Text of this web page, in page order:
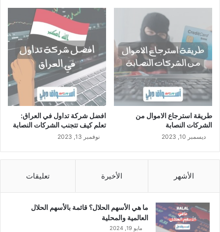
طريقة استرجاع الاموال من
الشركات النصابة
ديسمبر 10, 2023
افضل شركة تداول في العراق:
تعلم كيف تتجنب الشركات النصابة
نوفمبر 13, 2023
الأشهر الأخيرة تعليقات
ما هي الأسهم الحلال؟ قائمة بالأسهم الحلال
العالمية والمحلية
مايو 19, 2024